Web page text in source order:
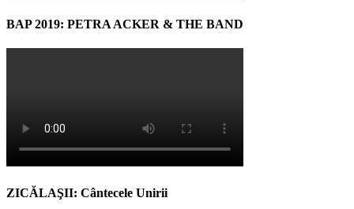
BAP 2019: PETRA ACKER & THE BAND
ZICĂLAŞII: Cântecele Unirii